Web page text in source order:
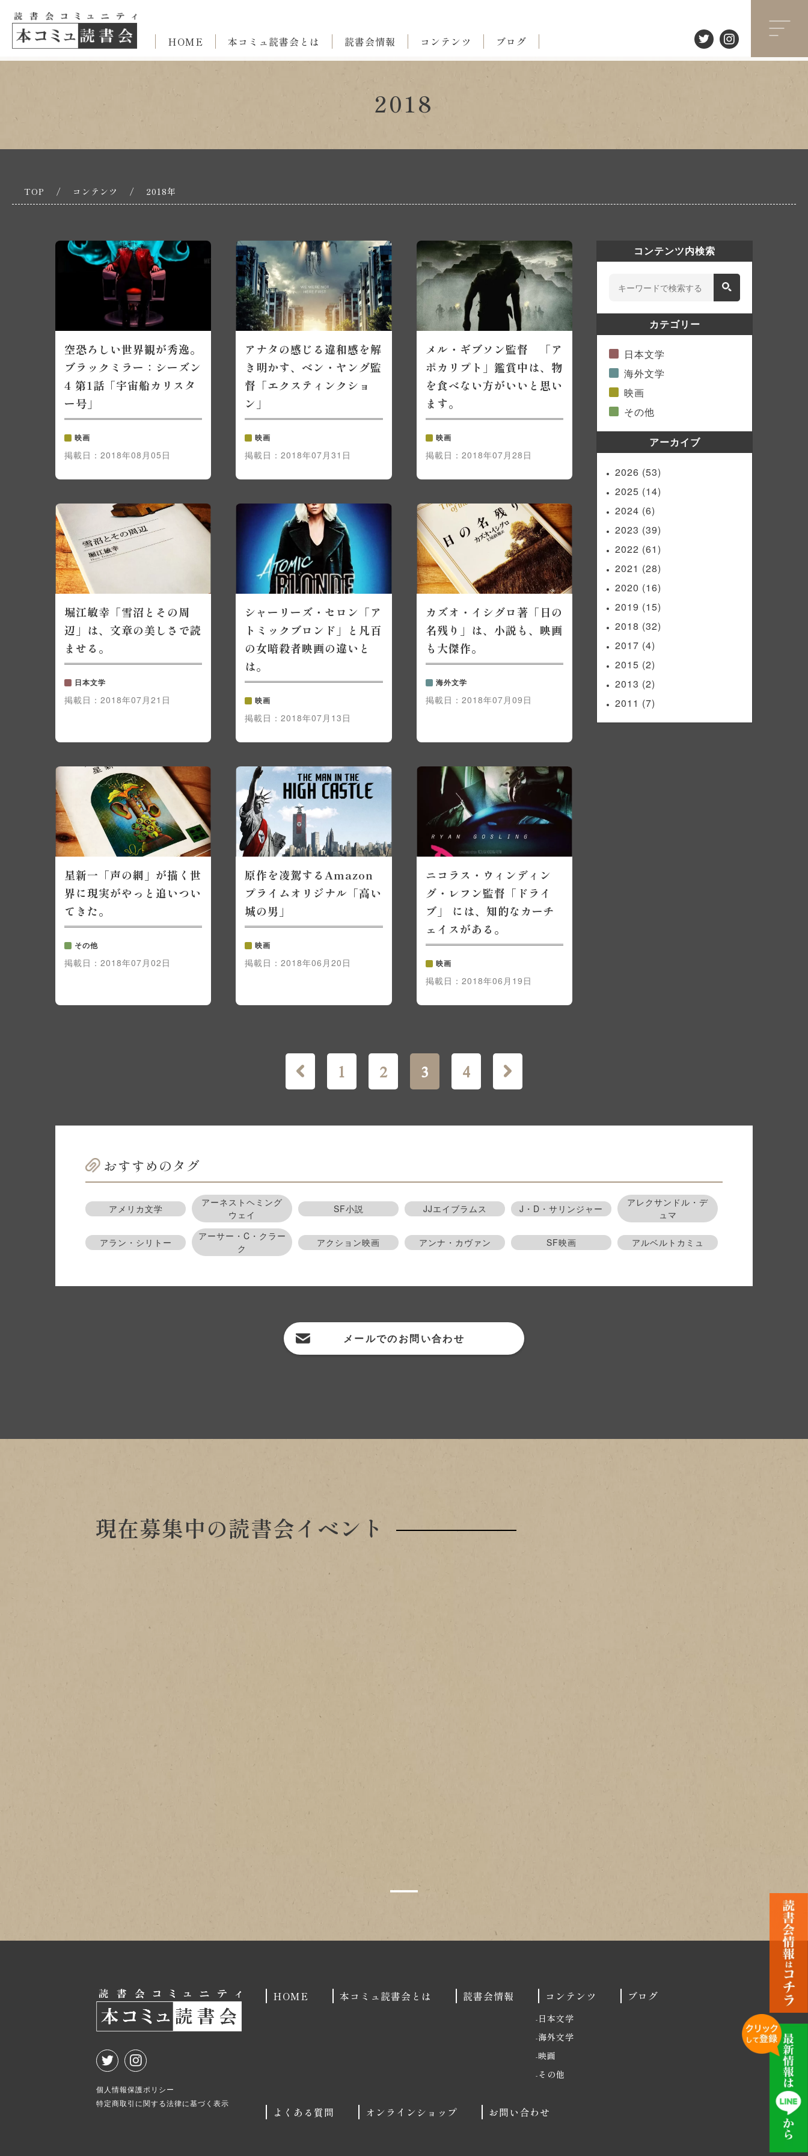
HOME 本コミュ読書会とは 読書会情報 コンテンツ ブログ
2018
TOP / コンテンツ / 2018年
空恐ろしい世界観が秀逸。
ブラックミラー：シーズン
4 第1話「宇宙船カリスタ
ー号」
映画
掲載日： 2018年08月05日
アナタの感じる違和感を解
き明かす、ベン・ヤング監
督「エクスティンクショ
ン」
映画
掲載日：2018年07月31日
メル・ギブソン監督 「ア
ポカリプト」鑑賞中は、物
を食べない方がいいと思い
ます。
映画
掲載日： 2018年07月28日
堀江敏幸「雪沼とその周
辺」は、文章の美しさで読
ませる。
日本文学
掲載日： 2018年07月21日
シャーリーズ・セロン「ア
トミックブロンド」と凡百
の女暗殺者映画の違いと
は。
映画
掲載日：2018年07月13日
カズオ・イシグロ著「日の
名残り」は、小説も、映画
も大傑作。
海外文学
掲載日： 2018年07月09日
星新一「声の網」が描く世
界に現実がやっと追いつい
てきた。
その他
掲載日： 2018年07月02日
原作を凌駕するAmazon
プライムオリジナル「高い
城の男」
映画
掲載日：2018年06月20日
ニコラス・ウィンディン
グ・レフン監督「ドライ
ブ」 には、知的なカーチ
ェイスがある。
映画
掲載日： 2018年06月19日
コンテンツ内検索
カテゴリー
日本文学
海外文学
映画
その他
アーカイブ
2026 (53)
2025 (14)
2024 (6)
2023 (39)
2022 (61)
2021 (28)
2020 (16)
2019 (15)
2018 (32)
2017 (4)
2015 (2)
2013 (2)
2011 (7)
1 2 3 4
おすすめのタグ
アメリカ文学
アーネストヘミング
ウェイ
SF小説 JJエイブラムス J・D・サリンジャー
アレクサンドル・デ
ュマ
アラン・シリトー
アーサー・C・クラー
ク
アクション映画 アンナ・カヴァン SF映画 アルベルトカミュ
メールでのお問い合わせ
現在募集中の読書会イベント
個人情報保護ポリシー
特定商取引に関する法律に基づく表示
HOME 本コミュ読書会とは 読書会情報 コンテンツ
日本文学
海外文学
映画
その他
ブログ
よくある質問 オンラインショップ お問い合わせ